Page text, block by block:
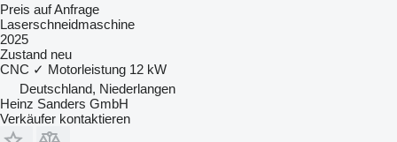
Preis auf Anfrage
Laserschneidmaschine
2025
Zustand neu
CNC ✓ Motorleistung 12 kW
Deutschland, Niederlangen
Heinz Sanders GmbH
Verkäufer kontaktieren